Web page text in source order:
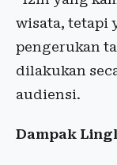
wisata, tetapi
pengerukan
dilakukan
audiensi.
Dampak